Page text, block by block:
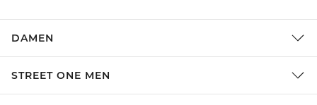
DAMEN
STREET ONE MEN